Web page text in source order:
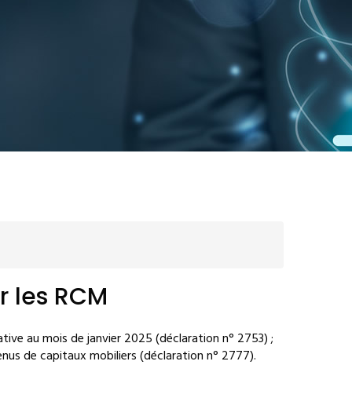
RCM
au mois de janvier 2025 (déclaration n° 2753) ;
de capitaux mobiliers (déclaration n° 2777).